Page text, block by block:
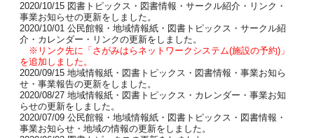
2020/10/15 図書トピックス・図書情報・サークル紹介・リンク・
事業お知らせの更新をしました。
2020/10/01 公民館報・地域情報紙・図書トピックス・サークル紹
介・カレンダー・リンクの更新をしました。
※リンク先に「さがみはらネットワークシステム(施設の予約)」
を追加しました。
2020/09/15 地域情報紙・図書トピックス・図書情報・事業お知ら
せ・事業報告の更新をしました。
2020/08/27 地域情報紙・図書トピックス・カレンダー・事業お知
らせの更新をしました。
2020/07/09 公民館報・地域情報紙・図書トピックス・図書情報・
事業お知らせ・地域の情報の更新をしました。